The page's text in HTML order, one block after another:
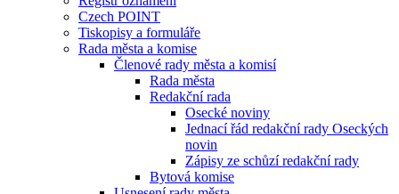
Czech POINT
Tiskopisy a formuláře
Rada města a komise
Členové rady města a komisí
Rada města
Redakční rada
Osecké noviny
Jednací řád redakční rady Oseckých
novin
Zápisy ze schůzí redakční rady
Bytová komise